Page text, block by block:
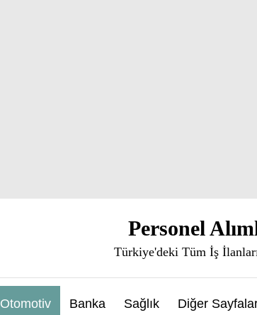
Personel
Türkiye'deki Tüm İş
Otomotiv Banka Sağlık Diğer